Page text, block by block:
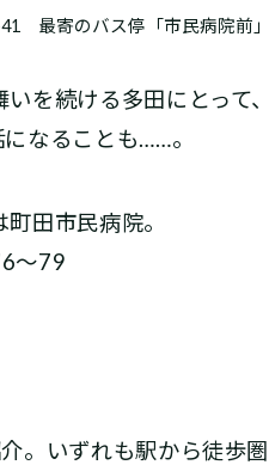
最寄のバス停「市民病院前」
を続ける多田にとって
なることも……。
田市民病院。
～79
。いずれも駅から徒歩